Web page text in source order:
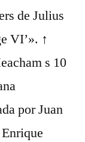
de Julius
VI’». ↑
s 10
por Juan
Enrique